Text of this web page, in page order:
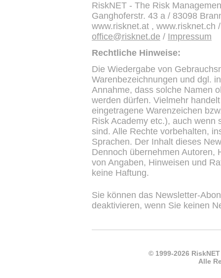
RiskNET - The Risk
Ganghoferstr. 43 a / 83098
www.risknet.at , www.risknet.ch
office@risknet.de / Impressum
Rechtliche Hinweise:
Die Wiedergabe von
Warenbezeichnungen und dgl.
Annahme, dass solche Namen
werden dürfen. Vielmehr
eingetragene Warenzeichen
Risk Academy etc.), auch wenn
sind. Alle Rechte vorbehalten,
Sprachen. Der Inhalt dieses
Dennoch übernehmen Autoren,
von Angaben, Hinweisen und
keine Haftung.
Sie können das Newsletter-
deaktivieren, wenn Sie keinen
© 1999-2026
Alle